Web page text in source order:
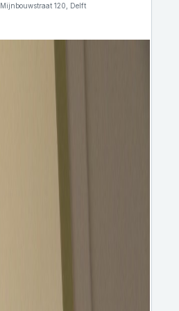
Mijnbouwstraat 120, Delft